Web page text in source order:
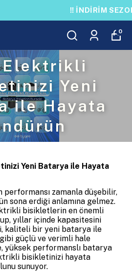
DEVAM EDİYOR !!
0
Elektrikli
Yeni
ile Hayata
Yeni Batarya ile Hayata
zamanla düşebilir,
sona erdiği anlamına gelmez.
bisikletlerin en önemli
yıllar içinde kapasitesini
kaliteli bir yeni batarya ile
güçlü ve verimli hale
yüksek performanslı batarya
bisikletinizi hayata
sunuyor.